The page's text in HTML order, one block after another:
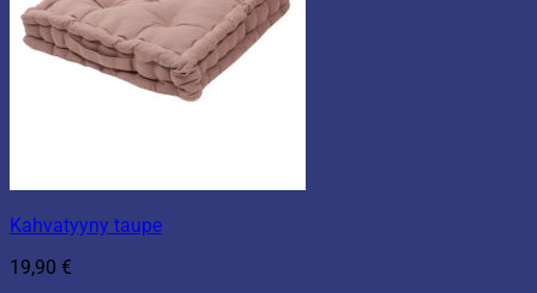
Kahvatyyny taupe
19,90 €